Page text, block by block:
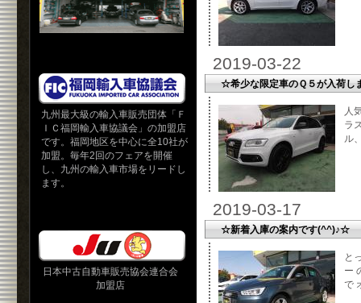
九州最大級の輸入車販売団体「Ｆ
ＩＣ福岡輸入車協議会」の加盟店
です。福岡地区を中心に全10社が
加盟。毎年2回のフェアを開催
し、九州の輸入車市場をリードし
ます。
日本中古自動車販売協会連合会
加盟店
2019-03-22
☆希少な限定車のＱ５が入荷し
人
ラ
ル
2019-03-17
☆新着入庫の案内です(^^)♪☆
と
ー
で